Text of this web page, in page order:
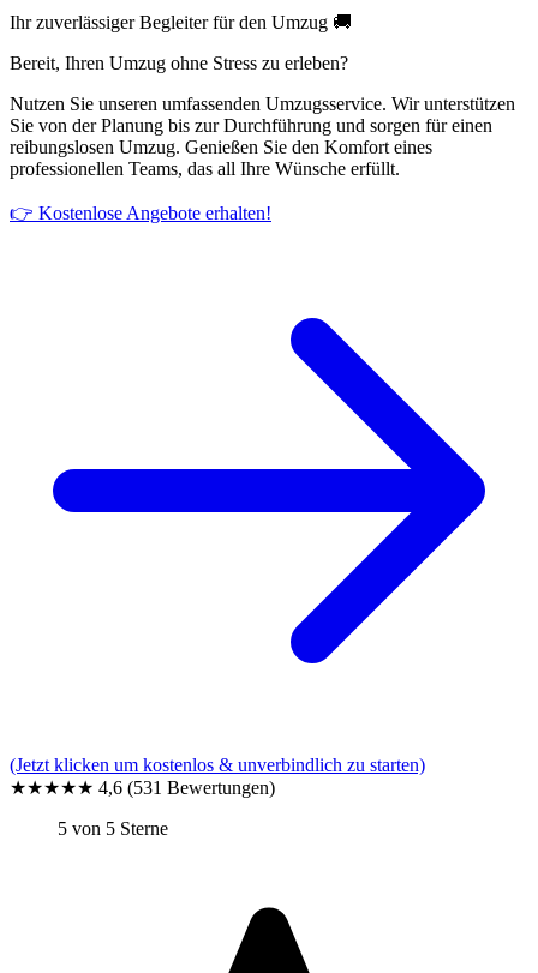
Ihr zuverlässiger Begleiter für den Umzug 🚚
Bereit, Ihren Umzug ohne Stress zu erleben?
Nutzen Sie unseren umfassenden Umzugsservice. Wir unterstützen
Sie von der Planung bis zur Durchführung und sorgen für einen
reibungslosen Umzug. Genießen Sie den Komfort eines
professionellen Teams, das all Ihre Wünsche erfüllt.
👉 Kostenlose Angebote erhalten!
(Jetzt klicken um kostenlos & unverbindlich zu starten)
★★★★★ 4,6 (531 Bewertungen)
5 von 5 Sterne